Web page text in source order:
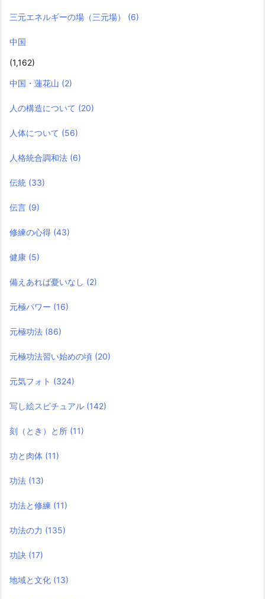
三元エネルギーの場（三元場） (6)
中国
(1,162)
中国・蓮花山 (2)
人の構造について (20)
人体について (56)
人格統合調和法 (6)
伝統 (33)
伝言 (9)
修練の心得 (43)
健康 (5)
備えあれば憂いなし (2)
元極パワー (16)
元極功法 (86)
元極功法習い始めの頃 (20)
元気フォト (324)
写し絵スピチュアル (142)
刻（とき）と所 (11)
功と肉体 (11)
功法 (13)
功法と修練 (11)
功法の力 (135)
功訣 (17)
地域と文化 (13)